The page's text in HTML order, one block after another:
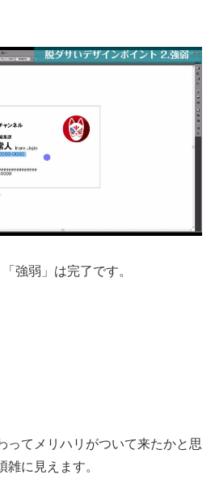
強弱」は完了です。
ってメリハリがついて来たかと思
に見えます。